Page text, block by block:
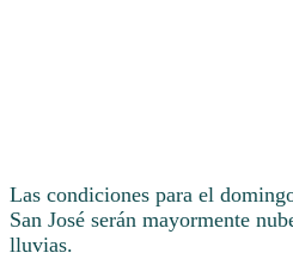
Las condiciones para el
San José serán mayormente
lluvias.